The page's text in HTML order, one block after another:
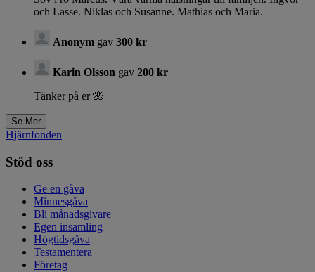
och Lasse. Niklas och Susanne. Mathias och Maria.
Anonym gav 300 kr
Karin Olsson gav 200 kr
Tänker på er 🌺
Hjärnfonden
Stöd oss
Ge en gåva
Minnesgåva
Bli månadsgivare
Egen insamling
Högtidsgåva
Testamentera
Företag